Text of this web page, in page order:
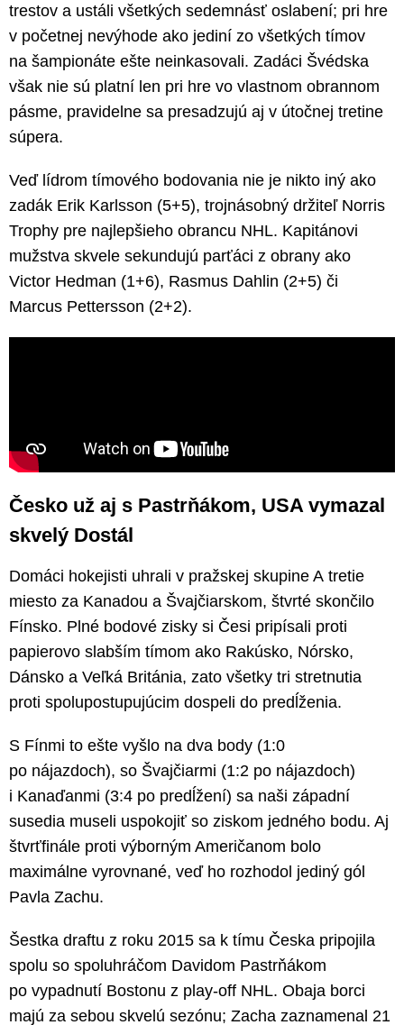
trestov a ustáli všetkých sedemnásť oslabení; pri hre
v početnej nevýhode ako jediní zo všetkých tímov
na šampionáte ešte neinkasovali. Zadáci Švédska
však nie sú platní len pri hre vo vlastnom obrannom
pásme, pravidelne sa presadzujú aj v útočnej tretine
súpera.
Veď lídrom tímového bodovania nie je nikto iný ako
zadák Erik Karlsson (5+5), trojnásobný držiteľ Norris
Trophy pre najlepšieho obrancu NHL. Kapitánovi
mužstva skvele sekundujú parťáci z obrany ako
Victor Hedman (1+6), Rasmus Dahlin (2+5) či
Marcus Pettersson (2+2).
Česko už aj s Pastrňákom, USA vymazal
skvelý Dostál
Domáci hokejisti uhrali v pražskej skupine A tretie
miesto za Kanadou a Švajčiarskom, štvrté skončilo
Fínsko. Plné bodové zisky si Česi pripísali proti
papierovo slabším tímom ako Rakúsko, Nórsko,
Dánsko a Veľká Británia, zato všetky tri stretnutia
proti spolupostupujúcim dospeli do predĺženia.
S Fínmi to ešte vyšlo na dva body (1:0
po nájazdoch), so Švajčiarmi (1:2 po nájazdoch)
i Kanaďanmi (3:4 po predĺžení) sa naši západní
susedia museli uspokojiť so ziskom jedného bodu. Aj
štvrťfinále proti výborným Američanom bolo
maximálne vyrovnané, veď ho rozhodol jediný gól
Pavla Zachu.
Šestka draftu z roku 2015 sa k tímu Česka pripojila
spolu so spoluhráčom Davidom Pastrňákom
po vypadnutí Bostonu z play-off NHL. Obaja borci
majú za sebou skvelú sezónu; Zacha zaznamenal 21